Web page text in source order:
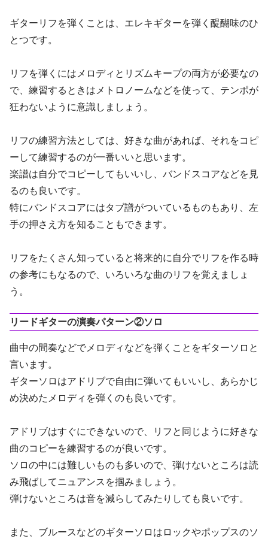
ギターリフを弾くことは、エレキギターを弾く醍醐味のひ
とつです。
リフを弾くにはメロディとリズムキープの両方が必要なの
で、練習するときはメトロノームなどを使って、テンポが
狂わないように意識しましょう。
リフの練習方法としては、好きな曲があれば、それをコピ
ーして練習するのが一番いいと思います。
楽譜は自分でコピーしてもいいし、バンドスコアなどを見
るのも良いです。
特にバンドスコアにはタブ譜がついているものもあり、左
手の押さえ方を知ることもできます。
リフをたくさん知っていると将来的に自分でリフを作る時
の参考にもなるので、いろいろな曲のリフを覚えましょ
う。
リードギターの演奏パターン②ソロ
曲中の間奏などでメロディなどを弾くことをギターソロと
言います。
ギターソロはアドリブで自由に弾いてもいいし、あらかじ
め決めたメロディを弾くのも良いです。
アドリブはすぐにできないので、リフと同じように好きな
曲のコピーを練習するのが良いです。
ソロの中には難しいものも多いので、弾けないところは読
み飛ばしてニュアンスを掴みましょう。
弾けないところは音を減らしてみたりしても良いです。
また、ブルースなどのギターソロはロックやポップスのソ